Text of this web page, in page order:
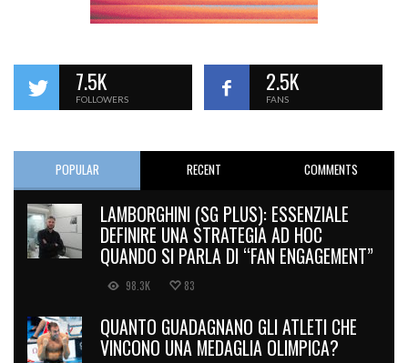
7.5K
FOLLOWERS
2.5K
FANS
POPULAR RECENT COMMENTS
LAMBORGHINI (SG PLUS): ESSENZIALE
DEFINIRE UNA STRATEGIA AD HOC
QUANDO SI PARLA DI “FAN ENGAGEMENT”
98.3K 83
QUANTO GUADAGNANO GLI ATLETI CHE
VINCONO UNA MEDAGLIA OLIMPICA?